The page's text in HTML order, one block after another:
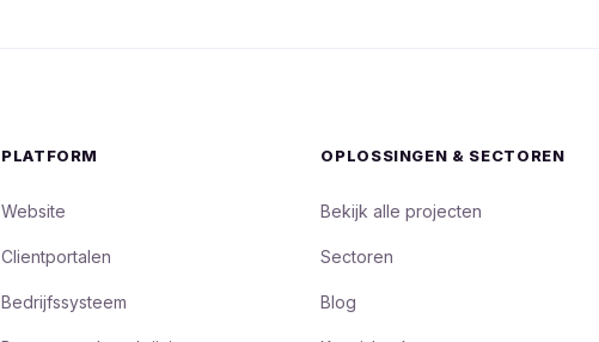
PLATFORM
Website
Clientportalen
Bedrijfssysteem
OPLOSSINGEN & SECTOREN
Bekijk alle projecten
Sectoren
Blog